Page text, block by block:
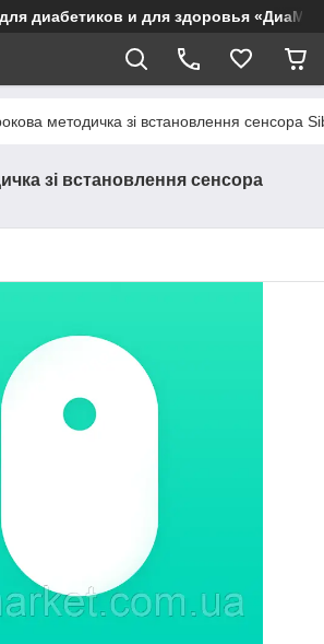
диабетиков и для здоровья
методичка зі встановлення сенсора
зі встановлення сенсора